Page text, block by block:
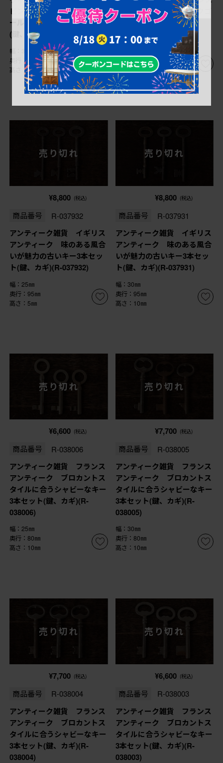
ビンテージ アンティークゴ
ールドがおしゃれなキー
(鍵、カギ)(R-038017)
幅：30㎜
奥行：80㎜
高さ：10㎜
ビンテージ アンティークゴ
ールドがおしゃれなキー
(鍵、カギ)(R-038016)
奥行：80㎜
高さ：10㎜
売り切れ
¥8,800 (税込)
商品番号 R-037932
アンティーク雑貨 イギリス
アンティーク 味のある風合
いが魅力の古いキー3本セッ
ト(鍵、カギ)(R-037932)
幅：25㎜
奥行：95㎜
高さ：5㎜
売り切れ
¥8,800 (税込)
商品番号 R-037931
アンティーク雑貨 イギリス
アンティーク 味のある風合
いが魅力の古いキー3本セッ
ト(鍵、カギ)(R-037931)
幅：30㎜
奥行：95㎜
高さ：10㎜
売り切れ
¥6,600 (税込)
商品番号 R-038006
アンティーク雑貨 フランス
アンティーク ブロカントス
タイルに合うシャビーなキー
3本セット(鍵、カギ)(R-
038006)
幅：25㎜
奥行：80㎜
高さ：10㎜
売り切れ
¥7,700 (税込)
商品番号 R-038005
アンティーク雑貨 フランス
アンティーク ブロカントス
タイルに合うシャビーなキー
3本セット(鍵、カギ)(R-
038005)
幅：30㎜
奥行：80㎜
高さ：10㎜
売り切れ
¥7,700 (税込)
商品番号 R-038004
アンティーク雑貨 フランス
アンティーク ブロカントス
タイルに合うシャビーなキー
3本セット(鍵、カギ)(R-
038004)
売り切れ
¥6,600 (税込)
商品番号 R-038003
アンティーク雑貨 フランス
アンティーク ブロカントス
タイルに合うシャビーなキー
3本セット(鍵、カギ)(R-
038003)